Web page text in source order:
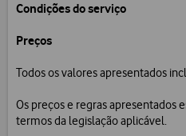
Condições do serviço
Preços
Todos os valores apresentados
Os preços e regras apresentados
termos da legislação aplicável.